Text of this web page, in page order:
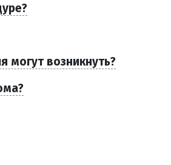
могут возникнуть?